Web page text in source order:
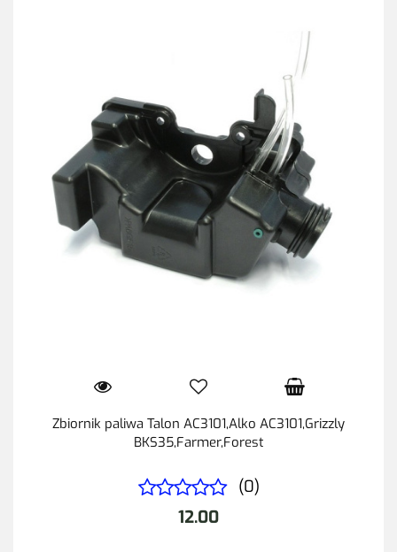
Zbiornik paliwa Talon AC3101,Alko AC3101,Grizzly
BKS35,Farmer,Forest
(0)
12.00